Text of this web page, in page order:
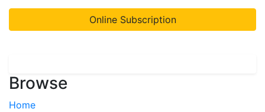
Online Subscription
Browse
Home